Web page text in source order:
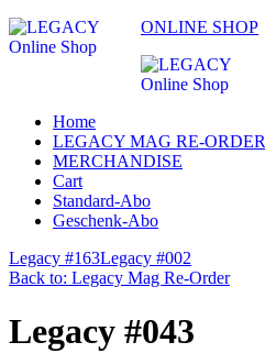
ONLINE SHOP
Home
LEGACY MAG RE-ORDER
MERCHANDISE
Cart
Standard-Abo
Geschenk-Abo
Legacy #163Legacy #002
Back to: Legacy Mag Re-Order
Legacy #043